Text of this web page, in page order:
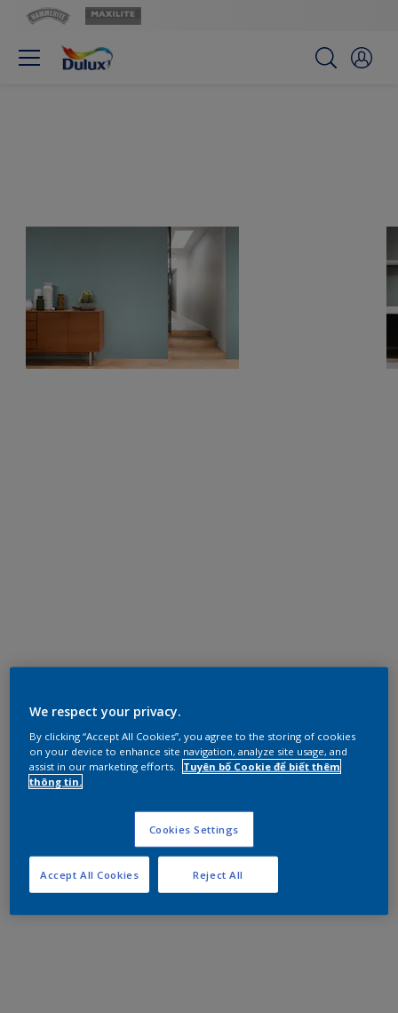
We respect your privacy.
By clicking “Accept All Cookies”, you agree to the storing of cookies
on your device to enhance site navigation, analyze site usage, and
assist in our marketing efforts.
Tuyên bố Cookie để biết thêm
thông tin.
Cookies Settings
Reject All
Accept All Cookies